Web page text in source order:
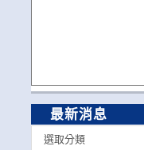
最新消息
選取分類